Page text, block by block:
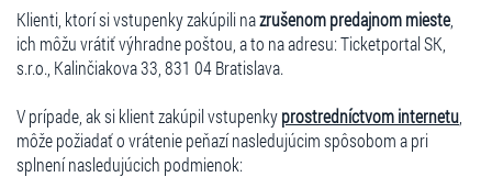
Klienti, ktorí si vstupenky zakúpili nazrušenom predajnom mieste,
ich môžu vrátiť výhradne poštou, a to na adresu: Ticketportal SK,
s.r.o., Kalinčiakova 33, 831 04 Bratislava.
V prípade, ak si klient zakúpil vstupenkyprostredníctvom internetu
môže požiadať o vrátenie peňazí nasledujúcim spôsobom a pri
splnení nasledujúcich podmienok: